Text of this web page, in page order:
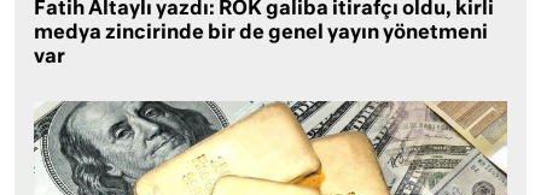
Fatih Altaylı yazdı: ROK galiba itirafçı oldu, kirli
medya zincirinde bir de genel yayın yönetmeni
var